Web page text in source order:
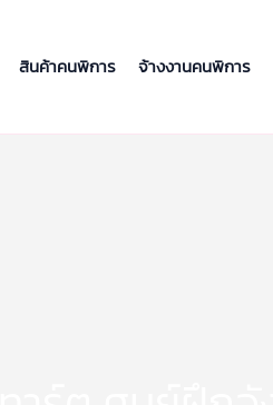
สินค้าคนพิการ จ้างงานคนพิการ